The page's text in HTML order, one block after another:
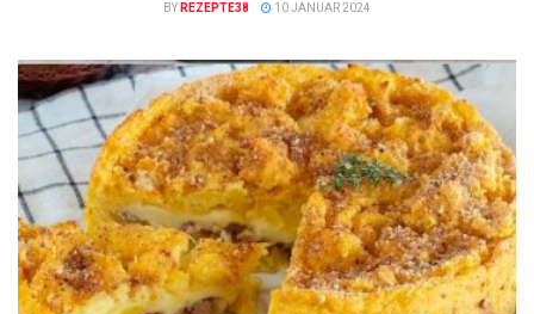
BY REZEPTE38 10 JANUAR 2024